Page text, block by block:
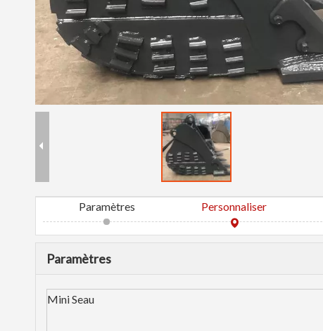
Paramètres Personnaliser
Paramètres
Mini Seau